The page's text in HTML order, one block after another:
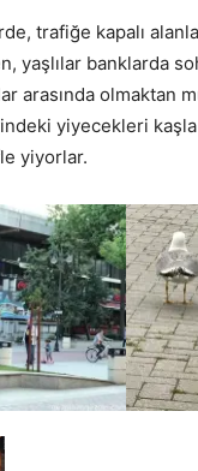
trafiğe kapalı
yaşlılar banklarda
arasında olmaktan
yiyecekleri kaşla
yiyorlar.